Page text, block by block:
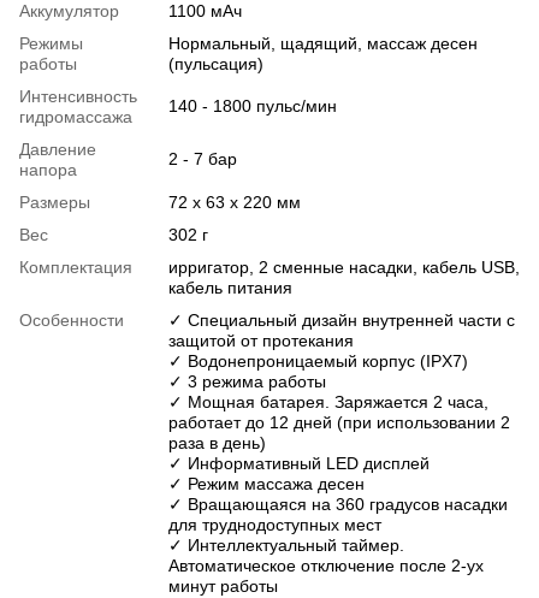
Аккумулятор
1100 мАч
Режимы
работы
Нормальный, щадящий, массаж десен
(пульсация)
Интенсивность
гидромассажа
140 - 1800 пульс/мин
Давление
напора
2 - 7 бар
Размеры
72 х 63 х 220 мм
Вес
302 г
Комплектация
ирригатор, 2 сменные насадки, кабель USB,
кабель питания
Особенности
✓ Специальный дизайн внутренней части с
защитой от протекания
✓ Водонепроницаемый корпус (IPX7)
✓ 3 режима работы
✓ Мощная батарея. Заряжается 2 часа,
работает до 12 дней (при использовании 2
раза в день)
✓ Информативный LED дисплей
✓ Режим массажа десен
✓ Вращающаяся на 360 градусов насадки
для труднодоступных мест
✓ Интеллектуальный таймер.
Автоматическое отключение после 2-ух
минут работы